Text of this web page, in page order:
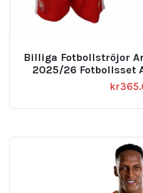
Billiga Fotbollströjor
2025/26 Fotbollsset
kr